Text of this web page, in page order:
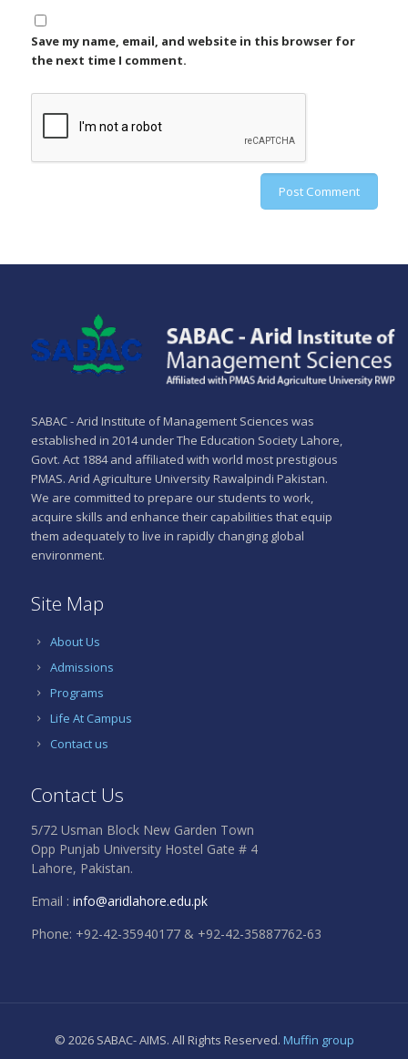
Save my name, email, and website in this browser for
the next time I comment.
SABAC - Arid Institute of Management Sciences was
established in 2014 under The Education Society Lahore,
Govt. Act 1884 and affiliated with world most prestigious
PMAS. Arid Agriculture University Rawalpindi Pakistan.
We are committed to prepare our students to work,
acquire skills and enhance their capabilities that equip
them adequately to live in rapidly changing global
environment.
Site Map
About Us
Admissions
Programs
Life At Campus
Contact us
Contact Us
5/72 Usman Block New Garden Town
Opp Punjab University Hostel Gate # 4
Lahore, Pakistan.
Email : info@aridlahore.edu.pk
Phone: +92-42-35940177 & +92-42-35887762-63
© 2026 SABAC- AIMS. All Rights Reserved. Muffin group